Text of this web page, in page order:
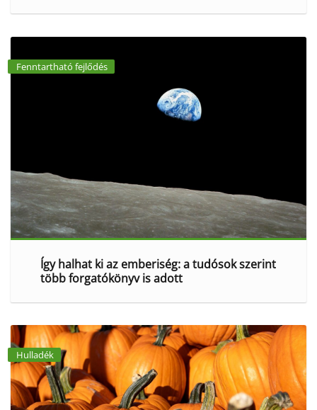
Fenntartható fejlődés
Így halhat ki az emberiség: a tudósok szerint
több forgatókönyv is adott
Hulladék